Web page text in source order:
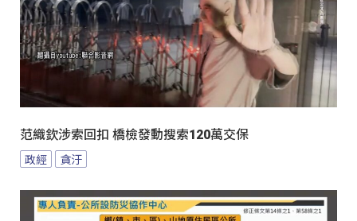
范織欽涉索回扣 橋檢發動搜索120萬交保
政經 貪汙